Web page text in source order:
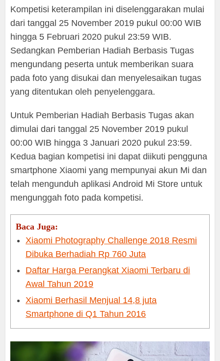
Kompetisi keterampilan ini diselenggarakan mulai
dari tanggal 25 November 2019 pukul 00:00 WIB
hingga 5 Februari 2020 pukul 23:59 WIB.
Sedangkan Pemberian Hadiah Berbasis Tugas
mengundang peserta untuk memberikan suara
pada foto yang disukai dan menyelesaikan tugas
yang ditentukan oleh penyelenggara.
Untuk Pemberian Hadiah Berbasis Tugas akan
dimulai dari tanggal 25 November 2019 pukul
00:00 WIB hingga 3 Januari 2020 pukul 23:59.
Kedua bagian kompetisi ini dapat diikuti pengguna
smartphone Xiaomi yang mempunyai akun Mi dan
telah mengunduh aplikasi Android Mi Store untuk
mengunggah foto pada kompetisi.
Baca Juga:
Xiaomi Photography Challenge 2018 Resmi
Dibuka Berhadiah Rp 760 Juta
Daftar Harga Perangkat Xiaomi Terbaru di
Awal Tahun 2019
Xiaomi Berhasil Menjual 14,8 juta
Smartphone di Q1 Tahun 2016